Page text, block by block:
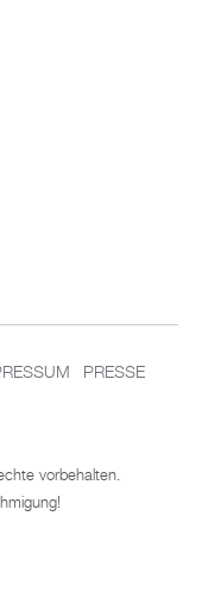
PRESSE
vorbehalten.